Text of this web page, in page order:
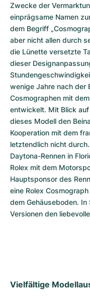
Zwecke der
einprägsame Namen
dem Begriff
aber nicht allen durch
die Lünette versetzte
dieser
wenige Jahre nach der
Cosmographen mit
entwickelt. Mit Blick
dieses Modell den
Kooperation mit dem
letztendlich nicht
Daytona-Rennen in
Rolex mit dem
Hauptsponsor des
eine Rolex
dem Gehäuseboden.
Versionen den
Vielfältige